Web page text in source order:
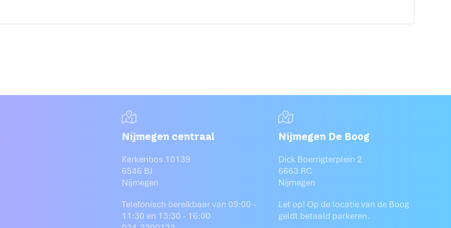
Nijmegen centraal
Kerkenbos 10139
6546 BJ
Nijmegen
Telefonisch bereikbaar van 09:00 -
11:30 en 13:30 - 16:00
Nijmegen De Boog
Dick Boerrigterplein 2
6663 RC
Nijmegen
Let op! Op de locatie van de Boog
geldt betaald parkeren.